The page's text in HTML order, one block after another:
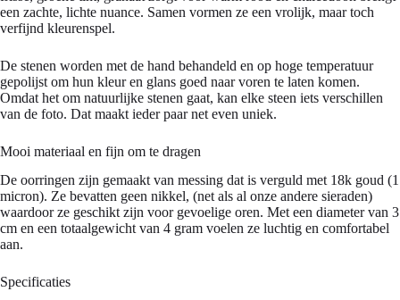
een zachte, lichte nuance. Samen vormen ze een vrolijk, maar toch
verfijnd kleurenspel.
De stenen worden met de hand behandeld en op hoge temperatuur
gepolijst om hun kleur en glans goed naar voren te laten komen.
Omdat het om natuurlijke stenen gaat, kan elke steen iets verschillen
van de foto. Dat maakt ieder paar net even uniek.
Mooi materiaal en fijn om te dragen
De oorringen zijn gemaakt van messing dat is verguld met 18k goud (1
micron). Ze bevatten geen nikkel, (net als al onze andere sieraden)
waardoor ze geschikt zijn voor gevoelige oren. Met een diameter van 3
cm en een totaalgewicht van 4 gram voelen ze luchtig en comfortabel
aan.
Specificaties